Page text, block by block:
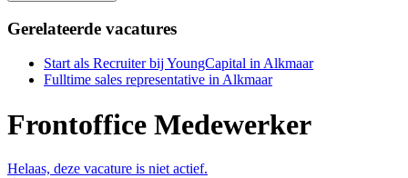
Gerelateerde vacatures
Start als Recruiter bij YoungCapital in Alkmaar
Fulltime sales representative in Alkmaar
Frontoffice Medewerker
Helaas, deze vacature is niet actief.